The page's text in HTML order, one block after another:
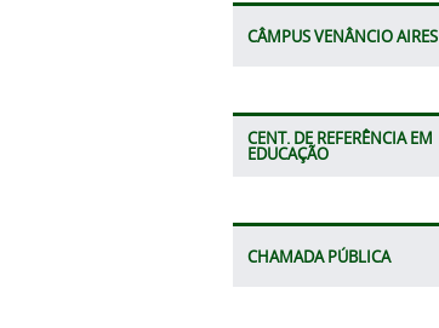
CÂMPUS VENÂNCIO AIRES
CENT. DE REFERÊNCIA EM
EDUCAÇÃO
CHAMADA PÚBLICA